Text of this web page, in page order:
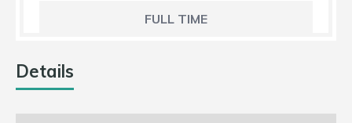
FULL TIME
Details